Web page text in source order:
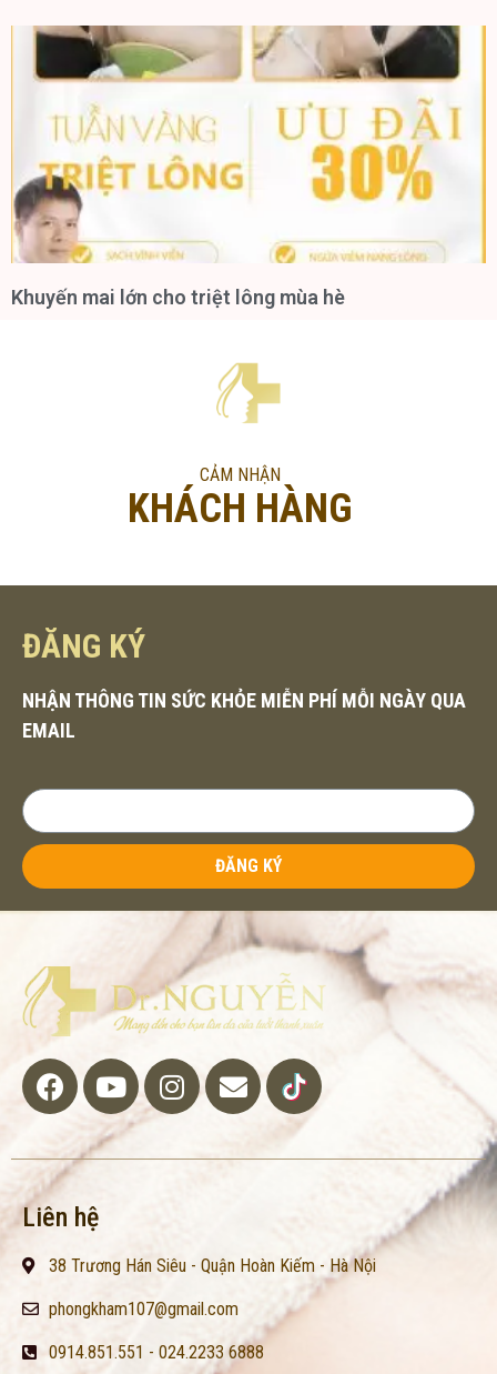
Khuyến mai lớn cho triệt lông mùa hè
CẢM NHẬN
KHÁCH HÀNG
ĐĂNG KÝ
NHẬN THÔNG TIN SỨC KHỎE MIỄN PHÍ MỖI NGÀY QUA
EMAIL
ĐĂNG KÝ
Liên hệ
38 Trương Hán Siêu - Quận Hoàn Kiếm - Hà Nội
phongkham107@gmail.com
0914.851.551 - 024.2233 6888